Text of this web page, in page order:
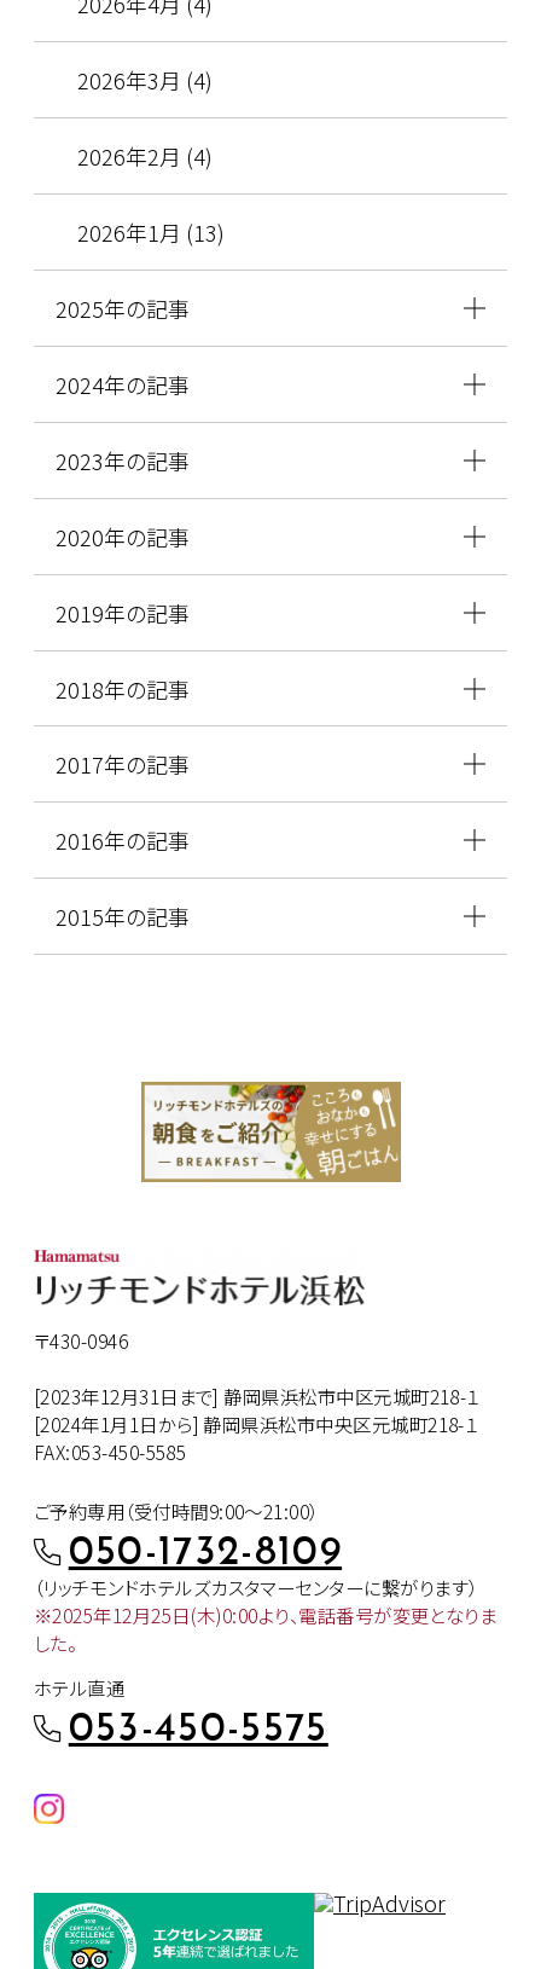
2026年3月 (4)
2026年2月 (4)
2026年1月 (13)
2025年の記事
2024年の記事
2023年の記事
2020年の記事
2019年の記事
2018年の記事
2017年の記事
2016年の記事
2015年の記事
〒430-0946
[2023年12月31日まで] 静岡県浜松市中区元城町218-１
[2024年1月1日から] 静岡県浜松市中央区元城町218-１
FAX:053-450-5585
ご予約専用（受付時間9:00～21:00）
050-1732-8109
（リッチモンドホテルズカスタマーセンターに繋がります）
※2025年12月25日(木)0:00より、電話番号が変更となりま
した。
ホテル直通
053-450-5575